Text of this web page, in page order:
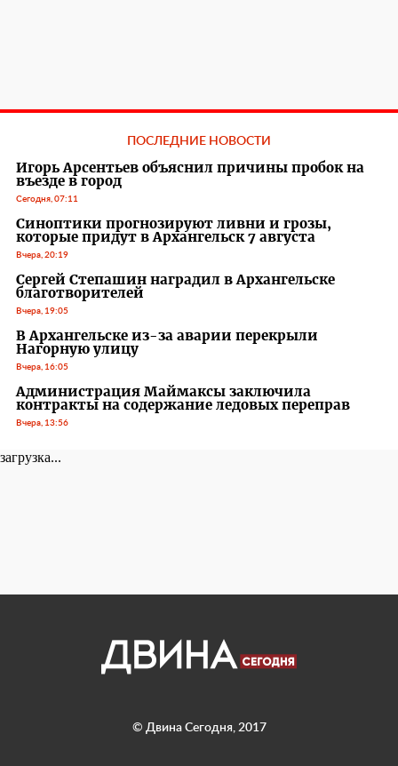
ПОСЛЕДНИЕ НОВОСТИ
Игорь Арсентьев объяснил причины пробок на
въезде в город
Сегодня, 07:11
Синоптики прогнозируют ливни и грозы,
которые придут в Архангельск 7 августа
Вчера, 20:19
Сергей Степашин наградил в Архангельске
благотворителей
Вчера, 19:05
В Архангельске из-за аварии перекрыли
Нагорную улицу
Вчера, 16:05
Администрация Маймаксы заключила
контракты на содержание ледовых переправ
Вчера, 13:56
загрузка...
© Двина Сегодня, 2017